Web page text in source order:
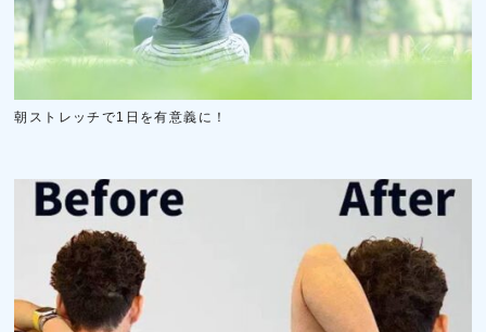
朝ストレッチで1日を有意義に！